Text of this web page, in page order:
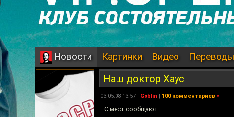
Новости Картинки Видео Переводы
Наш доктор Хаус
03.05.08 13:57 | Goblin | 100 комментариев »
С мест сообщают: